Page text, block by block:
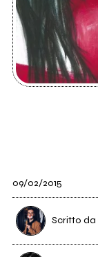
09/02/2015
Scritto da